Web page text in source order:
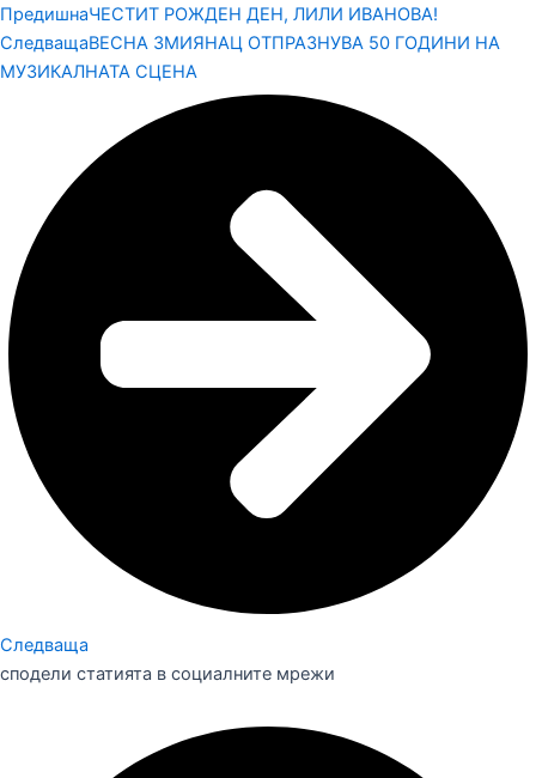
ПредишнаЧЕСТИТ РОЖДЕН ДЕН, ЛИЛИ ИВАНОВА!
СледващаВЕСНА ЗМИЯНАЦ ОТПРАЗНУВА 50 ГОДИНИ НА
МУЗИКАЛНАТА СЦЕНА
Следваща
сподели статията в социалните мрежи